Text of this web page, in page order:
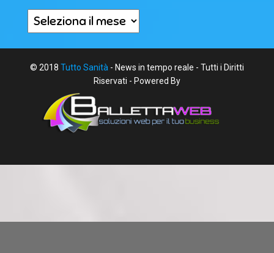
Archivi
© 2018 Tutto Sanità - News in tempo reale - Tutti i Diritti
Riservati - Powered By